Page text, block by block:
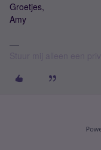
Groetjes,
Amy